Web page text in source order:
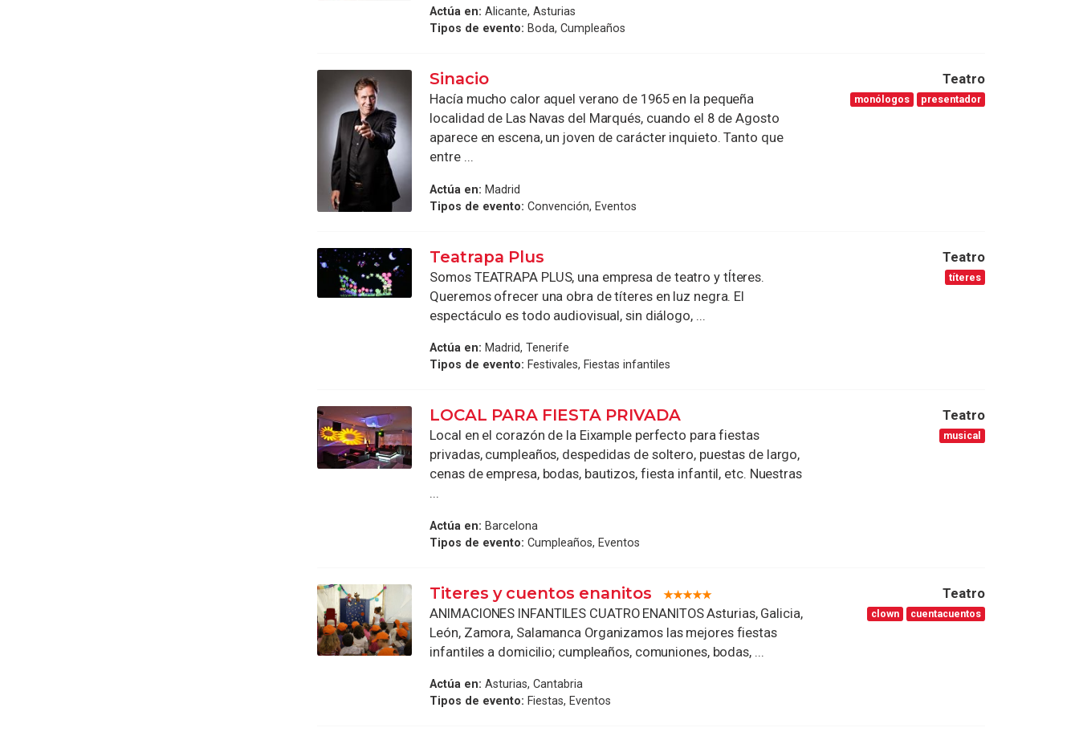
Actúa en: Alicante, Asturias
Tipos de evento: Boda, Cumpleaños
Sinacio
Hacía mucho calor aquel verano de 1965 en la pequeña
localidad de Las Navas del Marqués, cuando el 8 de Agosto
aparece en escena, un joven de carácter inquieto. Tanto que
entre ...
Actúa en: Madrid
Tipos de evento: Convención, Eventos
Teatro
monólogos presentador
Teatrapa Plus
Somos TEATRAPA PLUS, una empresa de teatro y tÍteres.
Queremos ofrecer una obra de títeres en luz negra. El
espectáculo es todo audiovisual, sin diálogo, ...
Actúa en: Madrid, Tenerife
Tipos de evento: Festivales, Fiestas infantiles
Teatro
títeres
LOCAL PARA FIESTA PRIVADA
Local en el corazón de la Eixample perfecto para fiestas
privadas, cumpleaños, despedidas de soltero, puestas de largo,
cenas de empresa, bodas, bautizos, fiesta infantil, etc. Nuestras
...
Actúa en: Barcelona
Tipos de evento: Cumpleaños, Eventos
Teatro
musical
Titeres y cuentos enanitos
ANIMACIONES INFANTILES CUATRO ENANITOS Asturias, Galicia,
León, Zamora, Salamanca Organizamos las mejores fiestas
infantiles a domicilio; cumpleaños, comuniones, bodas, ...
Actúa en: Asturias, Cantabria
Tipos de evento: Fiestas, Eventos
Teatro
clown cuentacuentos